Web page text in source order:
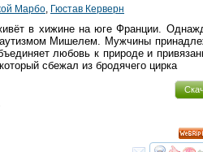
Марбо, Гюстав Керверн
в хижине на юге Франции.
Мишелем. Мужчины
любовь к природе и
сбежал из бродячего цирка
HD